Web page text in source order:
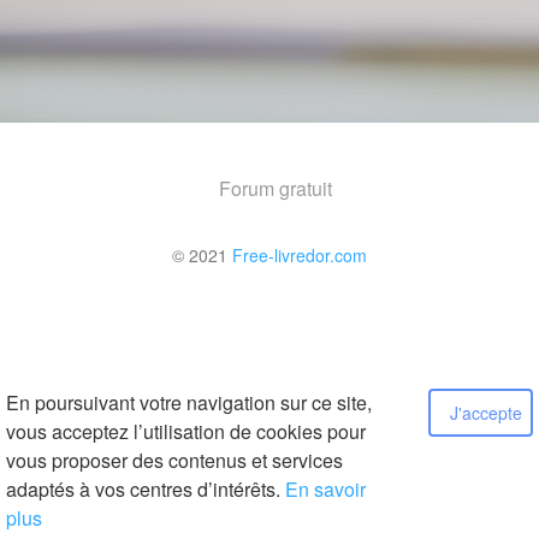
En poursuivant votre navigation sur ce site,
vous acceptez l’utilisation de cookies pour
vous proposer des contenus et services
adaptés à vos centres d’intérêts. En savoir
plus
J'accepte
Forum gratuit
© 2021 Free-livredor.com